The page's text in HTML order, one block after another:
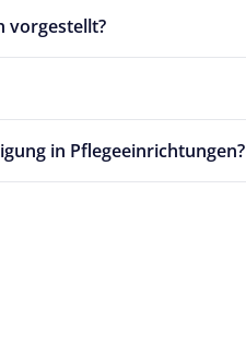
vorgestellt?
in Pflegeeinrichtungen?